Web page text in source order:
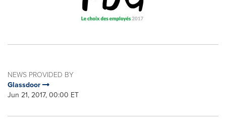
NEWS PROVIDED BY
Glassdoor
Jun 21, 2017, 00:00 ET